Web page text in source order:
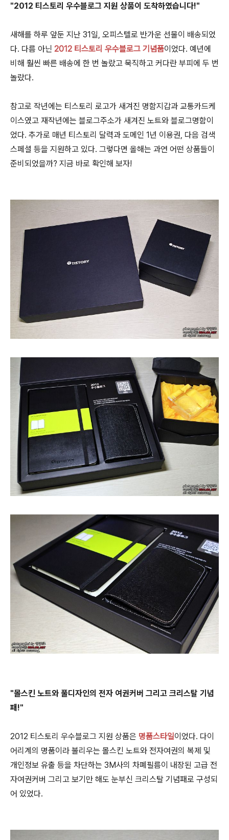
"2012 티스토리 우수블로그 지원 상품이 도착하였습니다!"
새해를 하루 앞둔 지난 31일, 오피스텔로 반가운 선물이 배송되었
다. 다름 아닌 2012 티스토리 우수블로그 기념품이었다. 예년에
비해 훨씬 빠른 배송에 한 번 놀랐고 묵직하고 커다란 부피에 두 번
놀랐다.
참고로 작년에는 티스토리 로고가 새겨진 명함지갑과 교통카드케
이스였고 재작년에는 블로그주소가 새겨진 노트와 블로그명함이
었다. 추가로 매년 티스토리 달력과 도메인 1년 이용권, 다음 검색
스페셜 등을 지원하고 있다. 그렇다면 올해는 과연 어떤 상품들이
준비되었을까? 지금 바로 확인해 보자!
"몰스킨 노트와 풀디자인의 전자 여권커버 그리고 크리스탈 기념
패!"
2012 티스토리 우수블로그 지원 상품은 명품스타일이었다. 다이
어리계의 명품이라 불리우는 몰스킨 노트와 전자여권의 복제 및
개인정보 유출 등을 차단하는 3M사의 차폐필름이 내장된 고급 전
자여권커버 그리고 보기만 해도 눈부신 크리스탈 기념패로 구성되
어 있었다.